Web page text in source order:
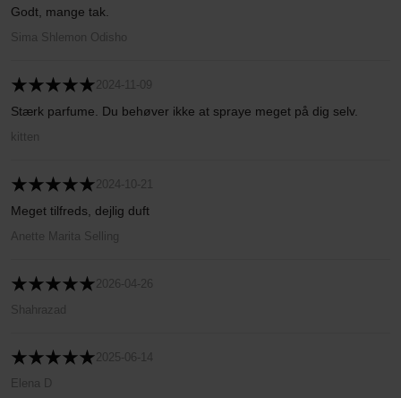
Godt, mange tak.
Sima Shlemon Odisho
2024-11-09
Stærk parfume. Du behøver ikke at spraye meget på dig selv.
kitten
2024-10-21
Meget tilfreds, dejlig duft
Anette Marita Selling
2026-04-26
Shahrazad
2025-06-14
Elena D